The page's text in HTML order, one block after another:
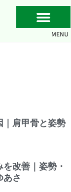
MENU
｜肩甲骨と姿勢
改善｜姿勢・
あさ